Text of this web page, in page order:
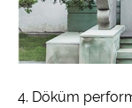
4. Döküm